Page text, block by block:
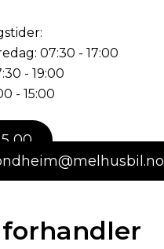
07:30 - 17:00
- 19:00
- 15:00
00
forhandler